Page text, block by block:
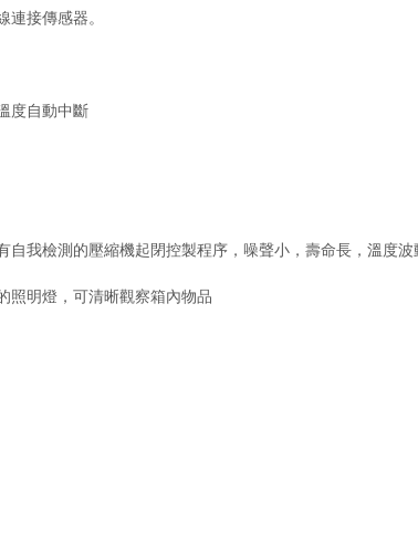
接傳感器。
度自動中斷
我檢測的壓縮機起閉控製程序，噪聲小，壽命長，溫度波
照明燈，可清晰觀察箱內物品